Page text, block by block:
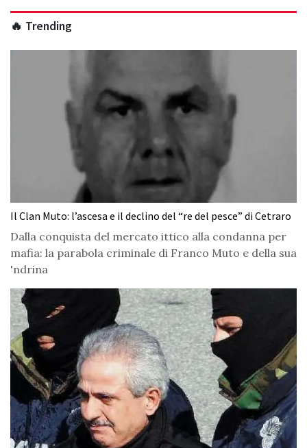
🔥 Trending
Il Clan Muto: l’ascesa e il declino del “re del pesce” di Cetraro
Dalla conquista del mercato ittico alla condanna per
mafia: la parabola criminale di Franco Muto e della sua
'ndrina